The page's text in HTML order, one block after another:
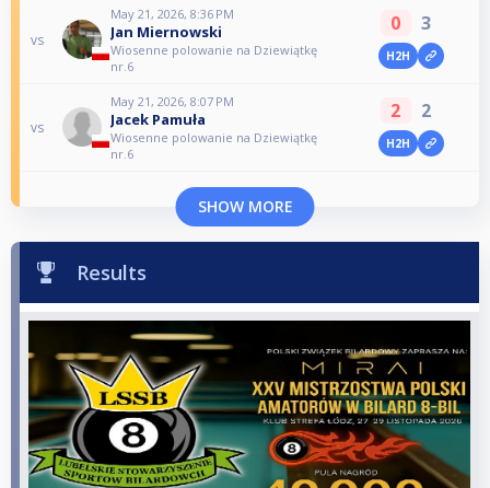
vs
May 21, 2026, 8:36 PM
Jan Miernowski
Wiosenne polowanie na Dziewiątkę
nr.6
0 3
H2H
vs
May 21, 2026, 8:07 PM
Jacek Pamuła
Wiosenne polowanie na Dziewiątkę
nr.6
2 2
H2H
SHOW MORE
Results